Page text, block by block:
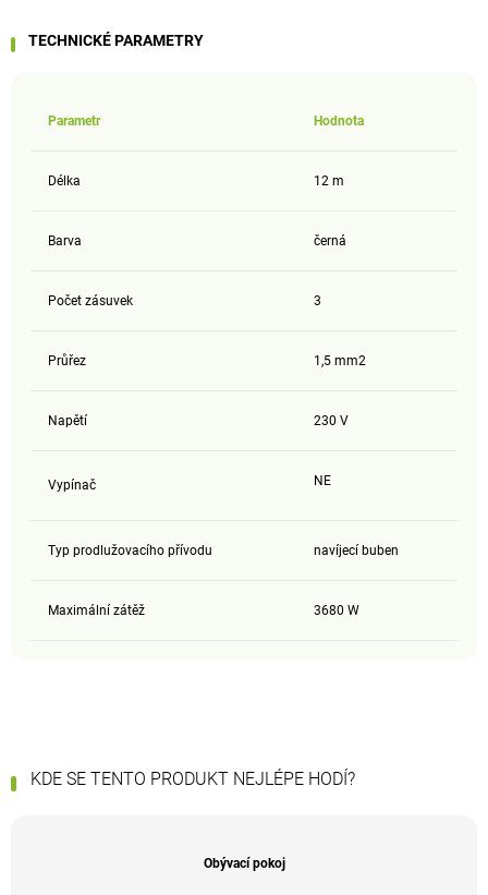
TECHNICKÉ PARAMETRY
Parametr Hodnota
Délka 12 m
Barva černá
Počet zásuvek 3
Průřez 1,5 mm2
Napětí 230 V
Vypínač NE
Typ prodlužovacího přívodu navíjecí buben
Maximální zátěž 3680 W
KDE SE TENTO PRODUKT NEJLÉPE HODÍ?
Obývací pokoj